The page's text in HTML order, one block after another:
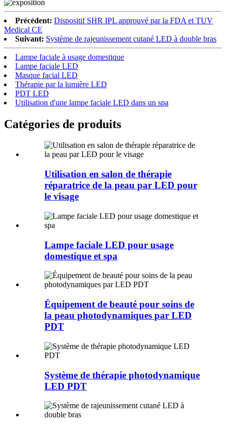
Précédent: Dispositif SHR IPL approuvé par la FDA et TUV
Medical CE
Suivant: Système de rajeunissement cutané LED à double bras
Lampe faciale à usage domestique
Lampe faciale LED
Masque facial LED
Thérapie par la lumière LED
PDT LED
Utilisation d'une lampe faciale LED dans un spa
Catégories de produits
Utilisation en salon de thérapie
réparatrice de la peau par LED pour
le visage
Lampe faciale LED pour usage
domestique et spa
Équipement de beauté pour soins de
la peau photodynamiques par LED
PDT
Système de thérapie photodynamique
LED PDT